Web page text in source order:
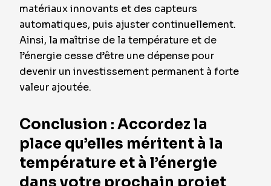
matériaux innovants et des capteurs
automatiques, puis ajuster continuellement.
Ainsi, la maîtrise de la température et de
l’énergie cesse d’être une dépense pour
devenir un investissement permanent à forte
valeur ajoutée.
Conclusion : Accordez la
place qu’elles méritent à la
température et à l’énergie
dans votre prochain projet